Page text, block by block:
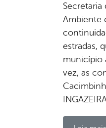
Secretaria
Ambiente
estradas,
município
vez, as